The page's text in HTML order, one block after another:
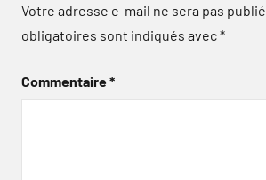
Votre adresse e-mail ne sera pas
obligatoires sont indiqués avec*
Commentaire*